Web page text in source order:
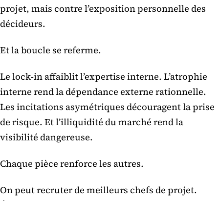
projet, mais contre l’exposition personnelle des
décideurs.
Et la boucle se referme.
Le lock-in affaiblit l’expertise interne. L’atrophie
interne rend la dépendance externe rationnelle.
Les incitations asymétriques découragent la prise
de risque. Et l’illiquidité du marché rend la
visibilité dangereuse.
Chaque pièce renforce les autres.
On peut recruter de meilleurs chefs de projet.